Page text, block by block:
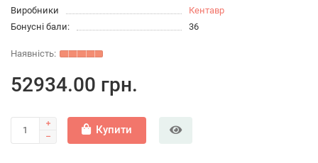
Виробники
Кентавр
Бонусні бали:
36
52934.00 грн.
Купити